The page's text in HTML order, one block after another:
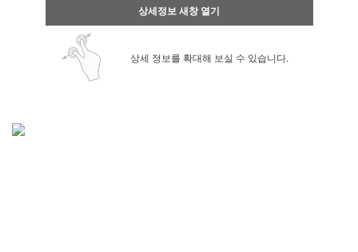
상세정보 새창 열기
상세 정보를 확대해 보실 수 있습니다.